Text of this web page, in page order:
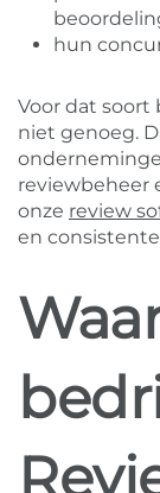
hun
Voor dat soort
niet genoeg.
reviewbeheer
onze review
en